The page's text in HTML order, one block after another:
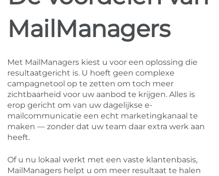
MailManagers
Met MailManagers kiest u voor een oplossing die
resultaatgericht is. U hoeft geen complexe
campagnetool op te zetten om toch meer
zichtbaarheid voor uw aanbod te krijgen. Alles is
erop gericht om van uw dagelijkse e-
mailcommunicatie een echt marketingkanaal te
maken — zonder dat uw team daar extra werk aan
heeft.
Of u nu lokaal werkt met een vaste klantenbasis,
MailManagers helpt u om meer resultaat te halen